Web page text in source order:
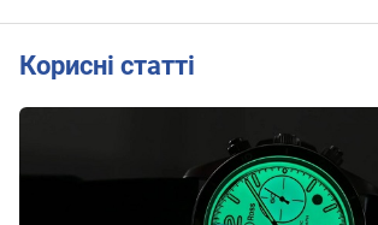
Корисні статті